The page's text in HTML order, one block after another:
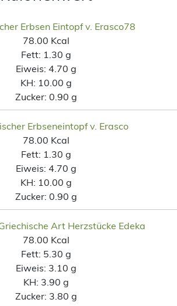
Erbsen Eintopf v. Erasco78
78.00 Kcal
Fett: 1.30 g
Eiweis: 4.70 g
KH: 10.00 g
Zucker: 0.90 g
Erbseneintopf v. Erasco
78.00 Kcal
Fett: 1.30 g
Eiweis: 4.70 g
KH: 10.00 g
Zucker: 0.90 g
Art Herzstücke Edeka
78.00 Kcal
Fett: 5.30 g
Eiweis: 3.10 g
KH: 3.90 g
Zucker: 3.80 g